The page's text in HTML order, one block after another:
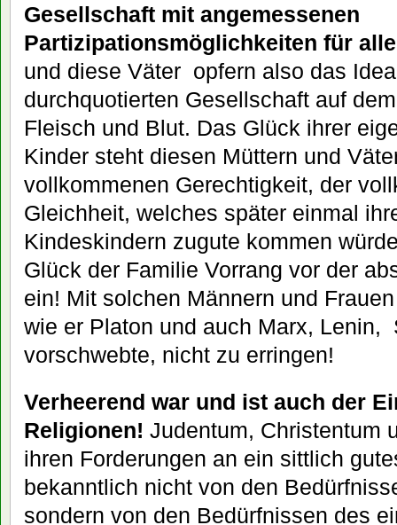
Gesellschaft mit angemessenen
Partizipationsmöglichkeiten für
und diese Väter opfern also das
durchquotierten Gesellschaft auf
Fleisch und Blut. Das Glück ihrer
Kinder steht diesen Müttern und
vollkommenen Gerechtigkeit, der
Gleichheit, welches später einmal
Kindeskindern zugute kommen
Glück der Familie Vorrang vor der
ein! Mit solchen Männern und
wie er Platon und auch Marx, Lenin,
vorschwebte, nicht zu erringen!
Verheerend war und ist auch der
Religionen! Judentum, Christentum
ihren Forderungen an ein sittlich
bekanntlich nicht von den
sondern von den Bedürfnissen des